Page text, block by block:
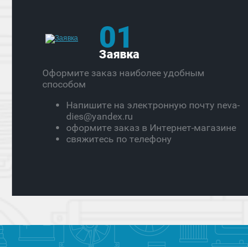
01
Заявка
Оформите заказ наиболее удобным
способом
Напишите на электронную почту neva-
dies@yandex.ru
оформите заказ в Интернет-магазине
свяжитесь по телефону